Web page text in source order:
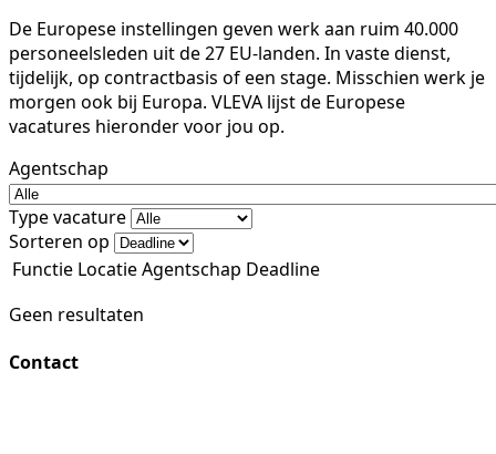
De Europese instellingen geven werk aan ruim 40.000
personeelsleden uit de 27 EU-landen. In vaste dienst,
tijdelijk, op contractbasis of een stage. Misschien werk je
morgen ook bij Europa. VLEVA lijst de Europese
vacatures hieronder voor jou op.
Agentschap
Type vacature
Sorteren op
Functie LocatieAgentschap Deadline
Geen resultaten
Contact